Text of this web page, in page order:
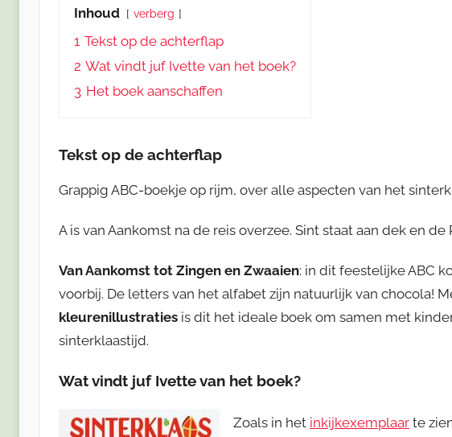
Inhoud verberg
1 Tekst op de achterflap
2 Wat vindt juf Ivette van het boek?
3 Het boek aanschaffen
Tekst op de achterflap
Grappig ABC-boekje op rijm, over alle aspecten van het
A is van Aankomst na de reis overzee. Sint staat aan dek en de
Van Aankomst tot Zingen en Zwaaien: in dit feestelijke ABC
voorbij. De letters van het alfabet zijn natuurlijk van chocola!
kleurenillustraties is dit het ideale boek om samen met
sinterklaastijd.
Wat vindt juf Ivette van het boek?
Zoals in het inkijkexemplaar te